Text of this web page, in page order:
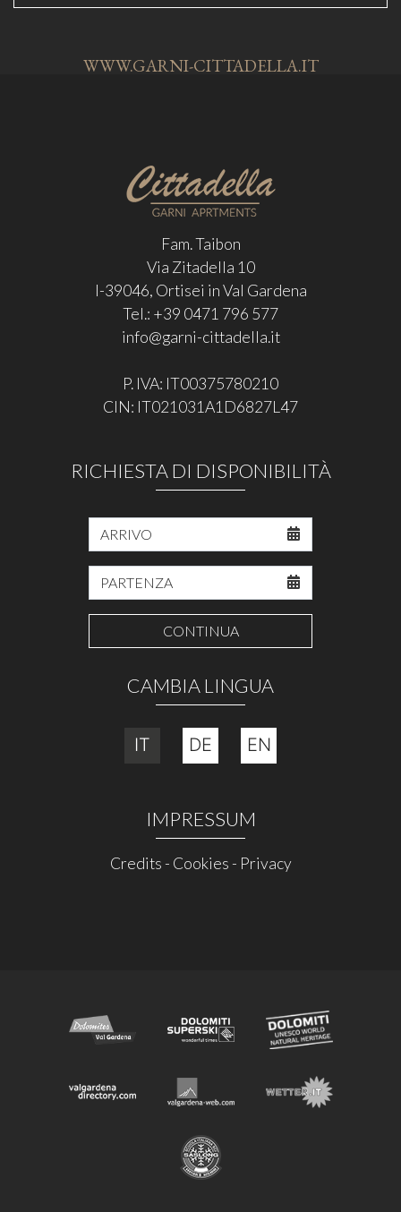
WWW.GARNI-CITTADELLA.IT
Fam. Taibon
Via Zitadella 10
I-39046, Ortisei in Val Gardena
Tel.: +39 0471 796 577
info@garni-cittadella.it
P. IVA: IT00375780210
CIN: IT021031A1D6827L47
RICHIESTA DI DISPONIBILITÀ
CONTINUA
CAMBIA LINGUA
IT DE EN
IMPRESSUM
Credits - Cookies - Privacy